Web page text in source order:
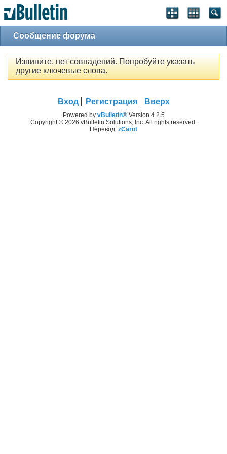
Сообщение форума
Извините, нет совпадений. Попробуйте указать
другие ключевые слова.
Вход Регистрация Вверх
Powered by vBulletin®Version 4.2.5
Copyright © 2026 vBulletin Solutions, Inc. All rights reserved.
Перевод: zCarot